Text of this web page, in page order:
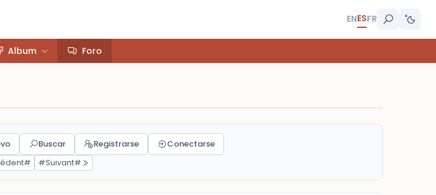
ENESFR
Album Foro
Buscar Registrarse
Conectarse
#Suivant#